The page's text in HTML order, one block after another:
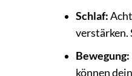
Schlaf:
verstärken.
Bewegung:
können